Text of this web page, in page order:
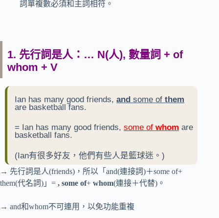
詞單複數必須和主詞相符。
1. 先行詞是人：… N(人), 數量詞 + of
whom + V
Ian has many good friends, and some of them
are basketball fans.
= Ian has many good friends, some of whom are
basketball fans.
(Ian有很多好友，他們有些人是籃球迷。)
→ 先行詞是人(friends)，所以「and(連接詞)＋some of+
them(代名詞)」= , some of+ whom(連接＋代替)。
→ and和whom不可連用，以免功能重複